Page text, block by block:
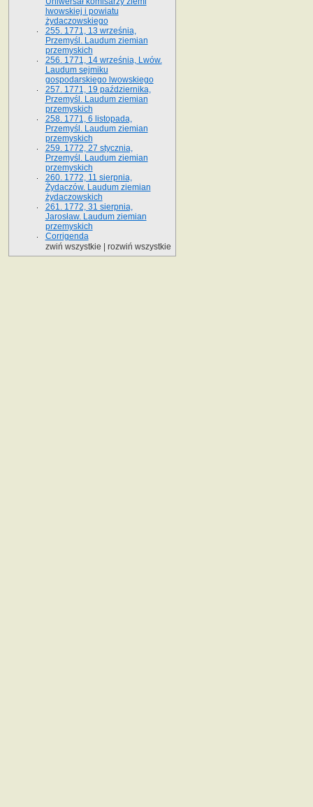
lwowskiej i powiatu
żydaczowskiego
255. 1771, 13 września,
Przemyśl. Laudum ziemian
przemyskich
256. 1771, 14 września, Lwów.
Laudum sejmiku
gospodarskiego lwowskiego
257. 1771, 19 października,
Przemyśl. Laudum ziemian
przemyskich
258. 1771, 6 listopada,
Przemyśl. Laudum ziemian
przemyskich
259. 1772, 27 stycznia,
Przemyśl. Laudum ziemian
przemyskich
260. 1772, 11 sierpnia,
Żydaczów. Laudum ziemian
żydaczowskich
261. 1772, 31 sierpnia,
Jarosław. Laudum ziemian
przemyskich
Corrigenda
zwiń wszystkie
rozwiń wszystkie